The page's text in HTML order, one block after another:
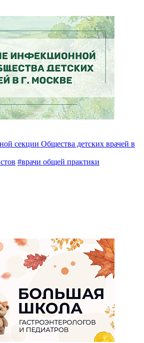
секции Общества детских врачей в
#врачи общей практики